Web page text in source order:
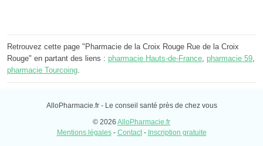
Retrouvez cette page "Pharmacie de la Croix Rouge Rue de la Croix
Rouge" en partant des liens : pharmacie Hauts-de-France pharmacie 59
pharmacie Tourcoing
AlloPharmacie.fr - Le conseil santé près de chez vous
© 2026 AlloPharmacie.fr
Mentions légales- Contact- Inscription gratuite